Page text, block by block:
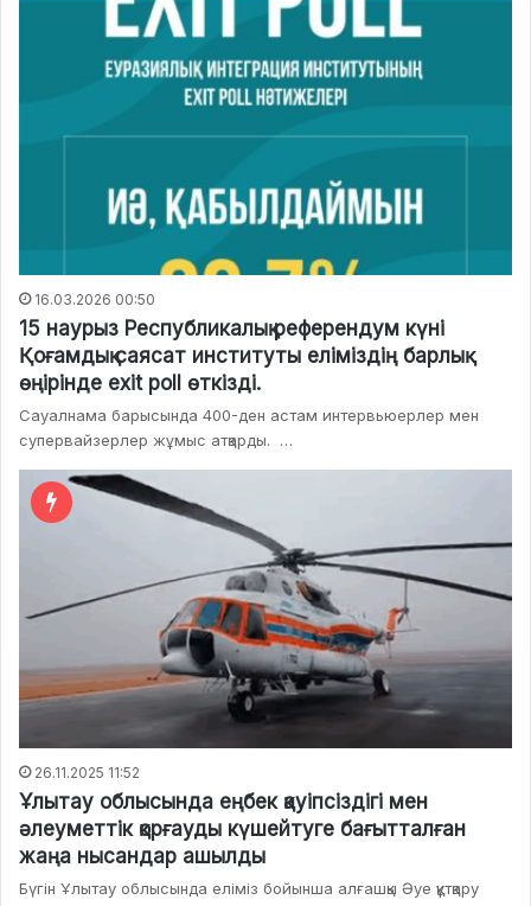
16.03.2026 00:50
15 наурыз Республикалық референдум күні
Қоғамдық саясат институты еліміздің барлық
өңірінде exit poll өткізді.
Сауалнама барысында 400-ден астам интервьюерлер мен
супервайзерлер жұмыс атқарды. …
26.11.2025 11:52
Ұлытау облысында еңбек қауіпсіздігі мен
әлеуметтік қорғауды күшейтуге бағытталған
жаңа нысандар ашылды
Бүгін Ұлытау облысында еліміз бойынша алғашқы Әуе құтқару